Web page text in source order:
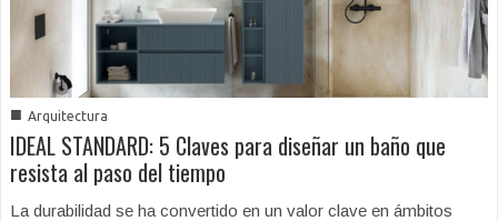
■ Arquitectura
IDEAL STANDARD: 5 Claves para diseñar un baño que
resista al paso del tiempo
La durabilidad se ha convertido en un valor clave en ámbitos